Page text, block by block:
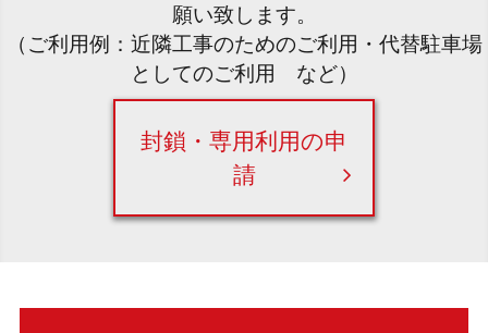
願い致します。
（ご利用例：近隣工事のためのご利用・代替駐車場
としてのご利用 など）
封鎖・専用利用の申
請